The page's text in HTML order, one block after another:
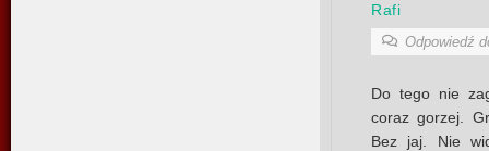
Rafi
Odpowiedź
Do tego nie
coraz gorzej.
Bez jaj. Nie